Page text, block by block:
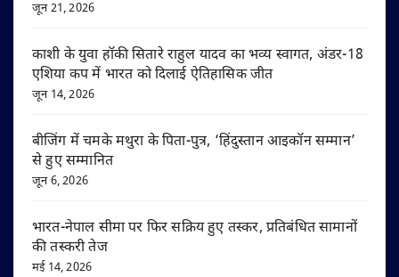
जून 21, 2026
काशी के युवा हॉकी सितारे राहुल यादव का भव्य स्वागत, अंडर-18
एशिया कप में भारत को दिलाई ऐतिहासिक जीत
जून 14, 2026
बीजिंग में चमके मथुरा के पिता-पुत्र, ‘हिंदुस्तान आइकॉन सम्मान’
से हुए सम्मानित
जून 6, 2026
भारत-नेपाल सीमा पर फिर सक्रिय हुए तस्कर, प्रतिबंधित सामानों
की तस्करी तेज
मई 14, 2026